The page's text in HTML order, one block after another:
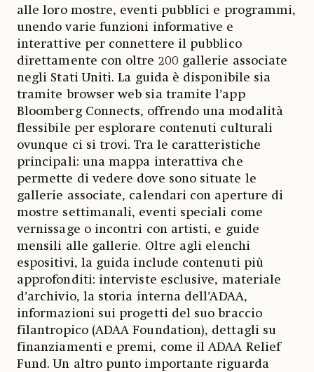
alle loro mostre, eventi pubblici e programmi,
unendo varie funzioni informative e
interattive per connettere il pubblico
direttamente con oltre 200 gallerie associate
negli Stati Uniti. La guida è disponibile sia
tramite browser web sia tramite l’app
Bloomberg Connects, offrendo una modalità
flessibile per esplorare contenuti culturali
ovunque ci si trovi. Tra le caratteristiche
principali: una mappa interattiva che
permette di vedere dove sono situate le
gallerie associate, calendari con aperture di
mostre settimanali, eventi speciali come
vernissage o incontri con artisti, e guide
mensili alle gallerie. Oltre agli elenchi
espositivi, la guida include contenuti più
approfonditi: interviste esclusive, materiale
d’archivio, la storia interna dell’ADAA,
informazioni sui progetti del suo braccio
filantropico (ADAA Foundation), dettagli su
finanziamenti e premi, come il ADAA Relief
Fund. Un altro punto importante riguarda